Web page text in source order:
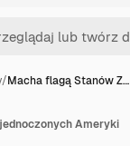
/Macha flagą Stanów Z…
Ameryki